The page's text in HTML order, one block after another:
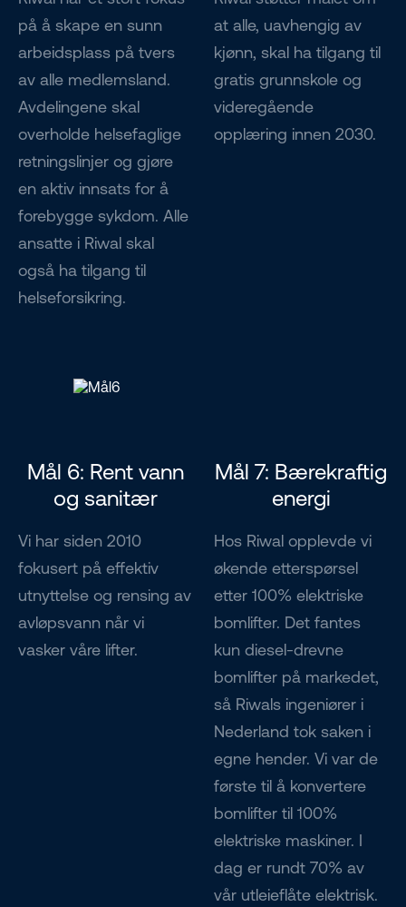
på å skape en sunn
arbeidsplass på tvers
av alle medlemsland.
Avdelingene skal
overholde helsefaglige
retningslinjer og gjøre
en aktiv innsats for å
forebygge sykdom. Alle
ansatte i Riwal skal
også ha tilgang til
helseforsikring.
at alle, uavhengig av
kjønn, skal ha tilgang til
gratis grunnskole og
videregående
opplæring innen 2030.
Mål 6: Rent vann
og sanitær
Vi har siden 2010
fokusert på effektiv
utnyttelse og rensing av
avløpsvann når vi
vasker våre lifter.
Mål 7: Bærekraftig
energi
Hos Riwal opplevde vi
økende etterspørsel
etter 100% elektriske
bomlifter. Det fantes
kun diesel-drevne
bomlifter på markedet,
så Riwals ingeniører i
Nederland tok saken i
egne hender. Vi var de
første til å konvertere
bomlifter til 100%
elektriske maskiner. I
dag er rundt 70% av
vår utleieflåte elektrisk.